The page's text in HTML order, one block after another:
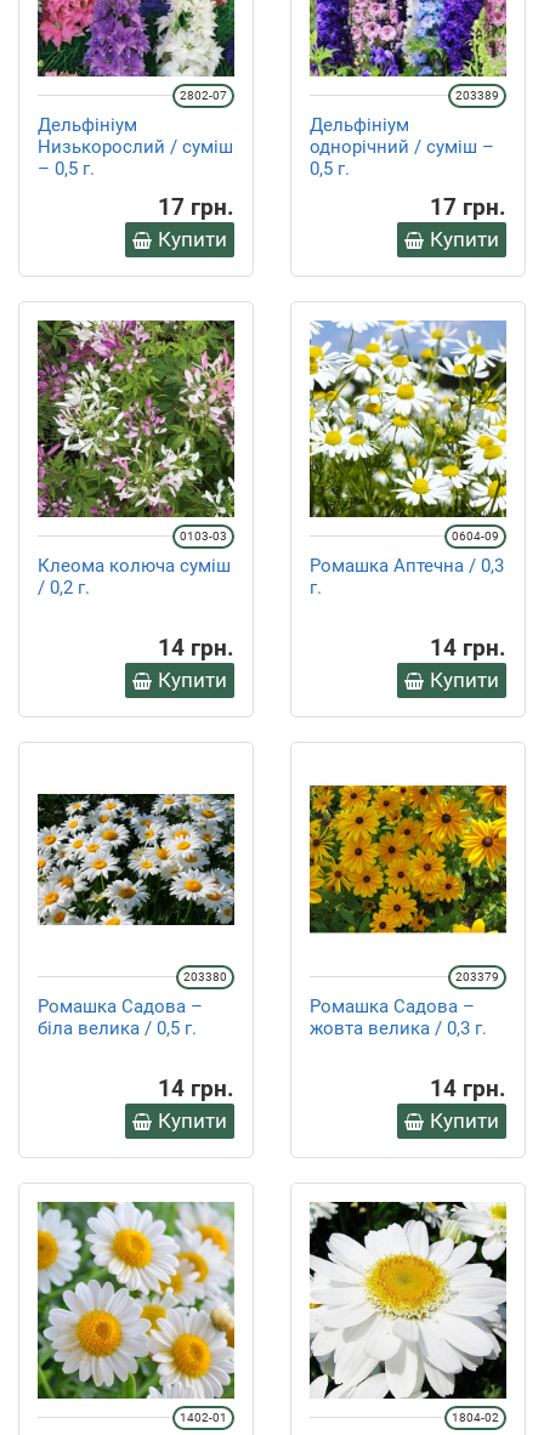
Дельфініум
Низькорослий / суміш
– 0,5 г.
2802-07
17 грн.
Купити
Дельфініум
однорічний / суміш –
0,5 г.
203389
17 грн.
Купити
Клеома колюча суміш
/ 0,2 г.
0103-03
14 грн.
Купити
Ромашка Аптечна / 0,3
г.
0604-09
14 грн.
Купити
Ромашка Садова –
біла велика / 0,5 г.
203380
14 грн.
Купити
Ромашка Садова –
жовта велика / 0,3 г.
203379
14 грн.
Купити
1402-01 1804-02